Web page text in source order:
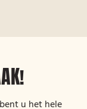
u het hele